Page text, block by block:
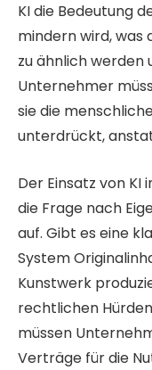
KI die Bedeutung
mindern wird, was
zu ähnlich werden
Unternehmer
sie die
unterdrückt,
Der Einsatz von
die Frage nach
auf. Gibt es eine
System
Kunstwerk
rechtlichen
müssen
Verträge für die